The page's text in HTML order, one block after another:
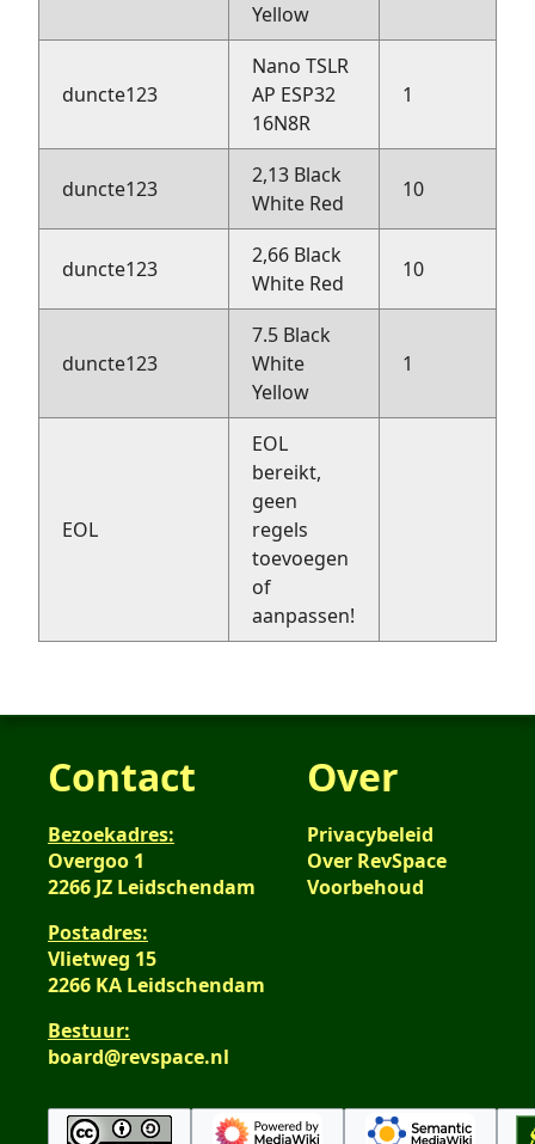
Yellow
duncte123
Nano TSLR
AP ESP32
16N8R
1
duncte123
2,13 Black
White Red
10
duncte123
2,66 Black
White Red
10
duncte123
7.5 Black
White
Yellow
1
EOL
EOL
bereikt,
geen
regels
toevoegen
of
aanpassen!
Contact
Bezoekadres:
Overgoo 1
2266 JZ Leidschendam
Postadres:
Vlietweg 15
2266 KA Leidschendam
Bestuur:
board@revspace.nl
Over
Privacybeleid
Over RevSpace
Voorbehoud